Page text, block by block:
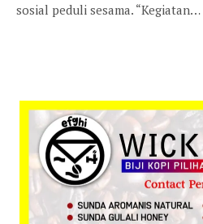
sosial peduli sesama. “Kegiatan…